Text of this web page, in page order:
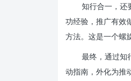
知行合一，还
功经验，推广有效
方法。这是一个螺
最终，通过知
动指南，外化为推